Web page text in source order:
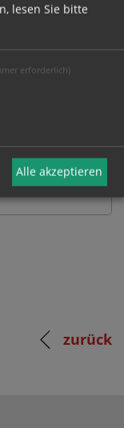
zurück
lesen Sie bitte
erforderlich)
Alle akzeptieren